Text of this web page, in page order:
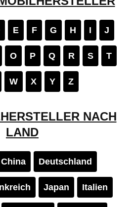
E F G H I J
O P Q R S T
W X Y Z
NACH
LAND
China Deutschland
Japan Italien